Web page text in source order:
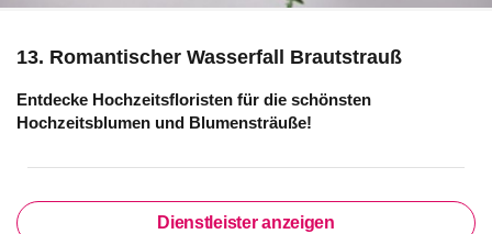
13. Romantischer Wasserfall Brautstrauß
Entdecke Hochzeitsfloristen für die schönsten
Hochzeitsblumen und Blumensträuße!
Dienstleister anzeigen